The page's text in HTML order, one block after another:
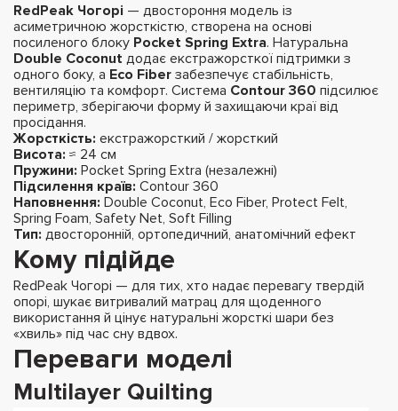
RedPeak Чогорі — двостороння модель із
асиметричною жорсткістю, створена на основі
посиленого блоку Pocket Spring Extra. Натуральна
Double Coconut додає екстражорсткої підтримки з
одного боку, а Eco Fiber забезпечує стабільність,
вентиляцію та комфорт. Система Contour 360 підсилює
периметр, зберігаючи форму й захищаючи краї від
просідання.
Жорсткість: екстражорсткий / жорсткий
Висота: ≈ 24 см
Пружини: Pocket Spring Extra (незалежні)
Підсилення країв: Contour 360
Наповнення: Double Coconut, Eco Fiber, Protect Felt,
Spring Foam, Safety Net, Soft Filling
Тип: двосторонній, ортопедичний, анатомічний ефект
Кому підійде
RedPeak Чогорі — для тих, хто надає перевагу твердій
опорі, шукає витривалий матрац для щоденного
використання й цінує натуральні жорсткі шари без
«хвиль» під час сну вдвох.
Переваги моделі
Multilayer Quilting